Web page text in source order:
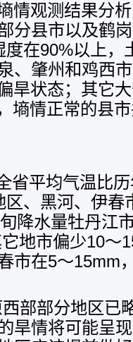
情观测结果分
分县市以及鹤
度在90%以上，
、肇州和鸡西
旱状态；其它
墒情正常的县
省平均气温比
区、黑河、伊春
降水量牡丹江
地市偏少10～
市在5～15mm
部部分地区已
旱情将可能呈